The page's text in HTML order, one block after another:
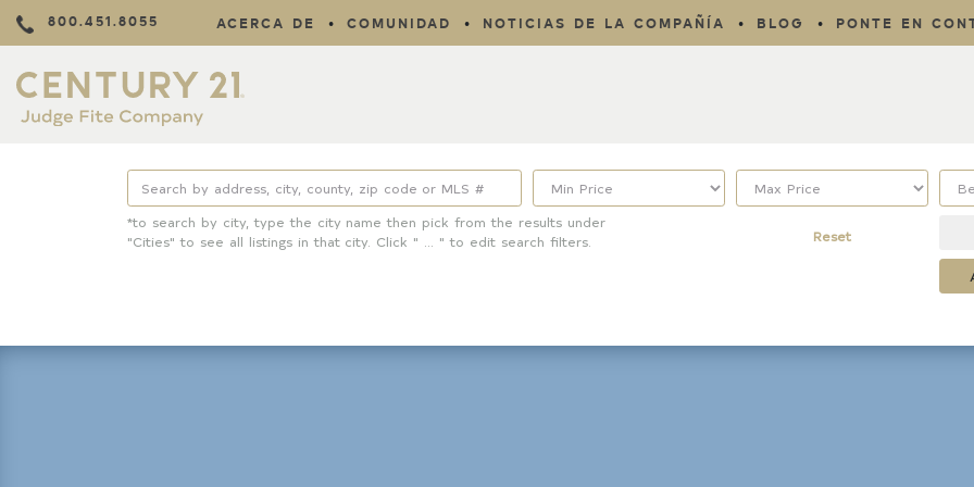
800.451.8055 ACERCA DE COMUNIDAD NOTICIAS DE LA COMPAÑÍA BLOG PONTE EN
*to search by city, type the city name then pick from the results under
"Cities" to see all listings in that city. Click " ... " to edit search filters.
Reset